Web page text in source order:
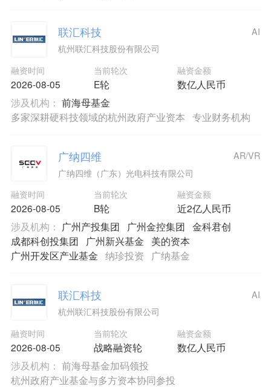
联汇科技
杭州联汇科技股份有限公司
融资时间
2026-08-05
当前轮次
E轮
融资金额
数亿人民币
AI
涉及机构： 前海母基金
多家深耕硬科技领域的杭州政府产业资本 专业财务机构
广纳四维
广纳四维（广东）光电科技有限公司
融资时间
2026-08-05
当前轮次
B轮
融资金额
近2亿人民币
AR/VR
涉及机构： 广州产投集团 广州金控集团 金科君创
成都科创投集团
广州新兴基金
美的资本
广州开发区产业基金 纳珍投资 广纳基金
联汇科技
杭州联汇科技股份有限公司
融资时间
2026-08-05
当前轮次
战略融资轮
融资金额
数亿人民币
AI
涉及机构： 前海母基金加码领投
杭州政府产业基金与多方资本协同参投